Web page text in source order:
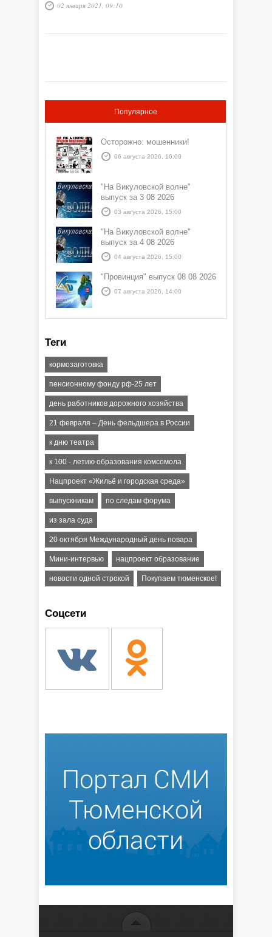
02 января 2021, 09:10
Популярное
Осторожно: мошенники!
06 августа 2026, 16:00
"На Викуловской волне"
выпуск за 3 08 2026
03 августа 2026, 15:00
"На Викуловской волне"
выпуск за 4 08 2026
04 августа 2026, 15:00
"Провинция" выпуск 08 08 2026
07 августа 2026, 14:00
Теги
кормозаготовка
пенсионному фонду рф-25 лет
день работников дорожного хозяйства
21 февраля – День фельдшера в России
к дню театра
к 100 - летию образования комсомола
Нацпроект «Жильё и городская среда»
выпускникам по следам форума
из зала суда
20 октября Международный день повара
Мини-интервью нацпроект образование
новости одной строкой Покупаем тюменское!
Соцсети